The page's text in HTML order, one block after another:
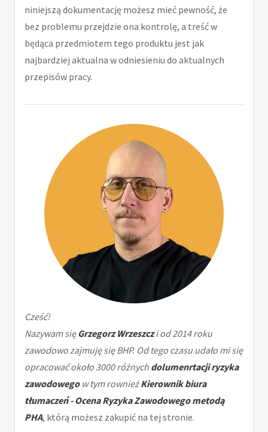
niniejszą dokumentację możesz mieć pewność, że
bez problemu przejdzie ona kontrolę, a treść w
będąca przedmiotem tego produktu jest jak
najbardziej aktualna w odniesieniu do aktualnych
przepisów pracy.
Cześć!
Nazywam sięGrzegorz Wrzeszczi od 2014 roku
zawodowo zajmuję się BHP. Od tego czasu udało mi się
opracować około 3000 różnych dolumenrtacji ryzyka
zawodowegow tym rownieżKierownik biura
tłumaczeń - Ocena Ryzyka Zawodowego metodą
PHA, którą możesz zakupić na tej stronie.